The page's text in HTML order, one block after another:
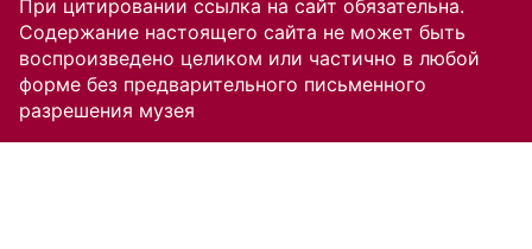
При цитировании ссылка на сайт обязательна.
Содержание настоящего сайта не может быть
воспроизведено целиком или частично в любой
форме без предварительного письменного
разрешения музея